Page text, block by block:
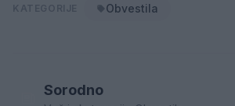
Obvestila
Sorodno